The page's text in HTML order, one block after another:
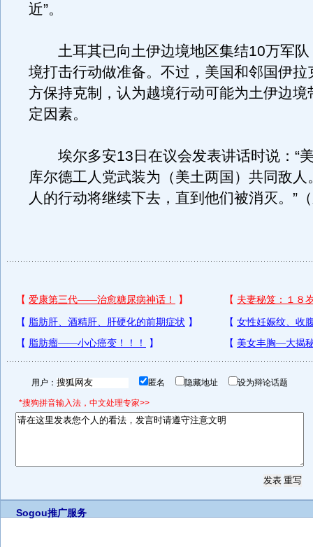
近”。
土耳其已向土伊边境地区集结10万军队
境打击行动做准备。不过，美国和邻国伊拉
方保持克制，认为越境行动可能为土伊边境
定因素。
埃尔多安13日在议会发表讲话时说：“
库尔德工人党武装为（美土两国）共同敌人
人的行动将继续下去，直到他们被消灭。”
用户： 匿名 隐藏地址 设为辩论话题
*搜狗拼音输入法，中文处理专家>>
Sogou推广服务